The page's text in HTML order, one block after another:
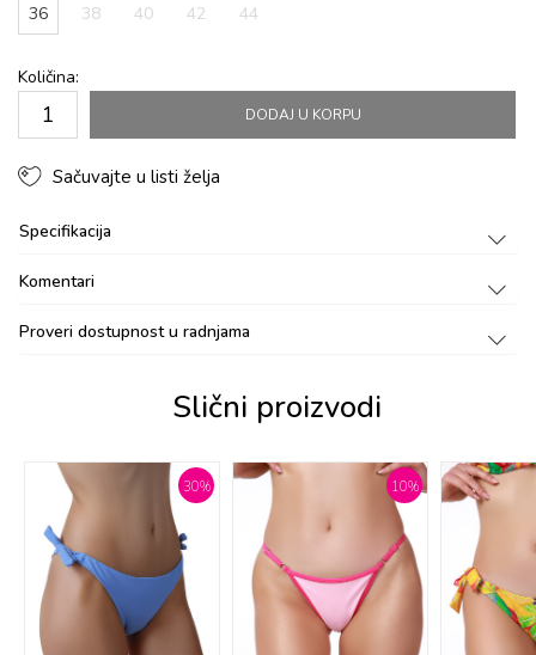
36
38 40 42 44
Količina:
DODAJ U KORPU
Sačuvajte u listi želja
Specifikacija
Komentari
Proveri dostupnost u radnjama
Slični proizvodi
30% 10%